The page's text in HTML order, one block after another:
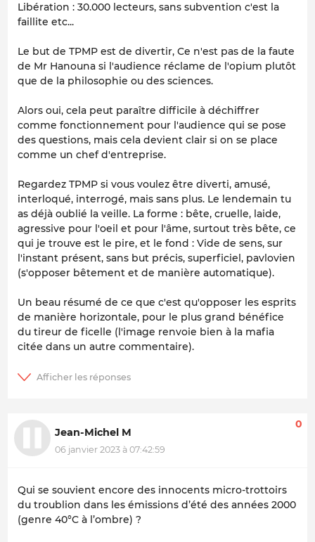
Libération : 30.000 lecteurs, sans subvention c'est la
faillite etc...
Le but de TPMP est de divertir, Ce n'est pas de la faute
de Mr Hanouna si l'audience réclame de l'opium plutôt
que de la philosophie ou des sciences.
Alors oui, cela peut paraître difficile à déchiffrer
comme fonctionnement pour l'audience qui se pose
des questions, mais cela devient clair si on se place
comme un chef d'entreprise.
Regardez TPMP si vous voulez être diverti, amusé,
interloqué, interrogé, mais sans plus. Le lendemain tu
as déjà oublié la veille. La forme : bête, cruelle, laide,
agressive pour l'oeil et pour l'âme, surtout très bête, ce
qui je trouve est le pire, et le fond : Vide de sens, sur
l'instant présent, sans but précis, superficiel, pavlovien
(s'opposer bêtement et de manière automatique).
Un beau résumé de ce que c'est qu'opposer les esprits
de manière horizontale, pour le plus grand bénéfice
du tireur de ficelle (l'image renvoie bien à la mafia
citée dans un autre commentaire).
Jean-Michel M
06 janvier 2023 à 07:42:59
0
Qui se souvient encore des innocents micro-trottoirs
du troublion dans les émissions d’été des années 2000
(genre 40°C à l’ombre) ?